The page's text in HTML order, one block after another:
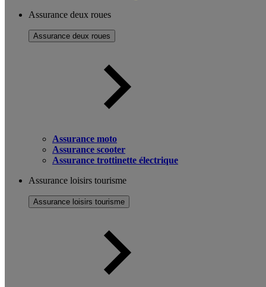
Assurance deux roues
Assurance deux roues
Assurance moto
Assurance scooter
Assurance trottinette électrique
Assurance loisirs tourisme
Assurance loisirs tourisme